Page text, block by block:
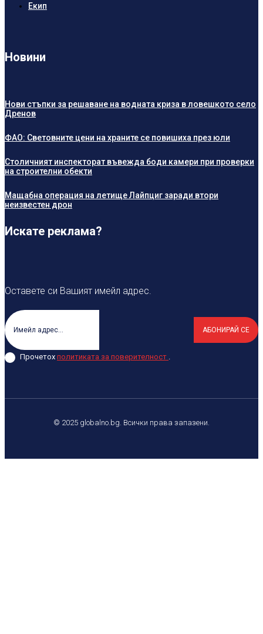
Екип
Новини
Нови стъпки за решаване на водната криза в ловешкото село
Дренов
ФАО: Световните цени на храните се повишиха през юли
Столичният инспекторат въвежда боди камери при проверки
на строителни обекти
Мащабна операция на летище Лайпциг заради втори
неизвестен дрон
Искате реклама?
Оставете си Вашият имейл адрес.
АБОНИРАЙ СЕ
Прочетох политиката за поверителност .
© 2025 globalno.bg. Всички права запазени.